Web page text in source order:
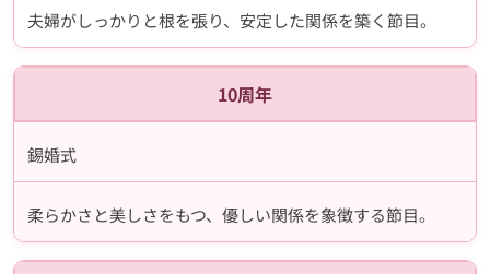
夫婦がしっかりと根を張り、安定した関係を築く節目。
10周年
錫婚式
柔らかさと美しさをもつ、優しい関係を象徴する節目。